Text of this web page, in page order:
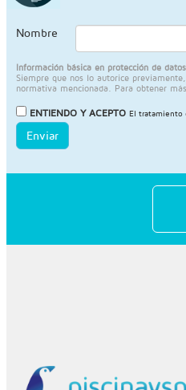
Nombre
Información básica en protección de
Siempre que nos lo autorice
normativa mencionada. Para obtener
ENTIENDO Y ACEPTO El tratamiento
Enviar